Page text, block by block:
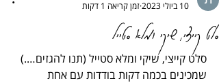
סלט קייצי, שיקי ומלא סטייל
10 ביולי 2023
זמן קריאה 1 דקות
סלט קייצי, שיקי ומלא סטייל (תנו להגזים….)
שמכינים בכמה דקות בודדות עם אחת